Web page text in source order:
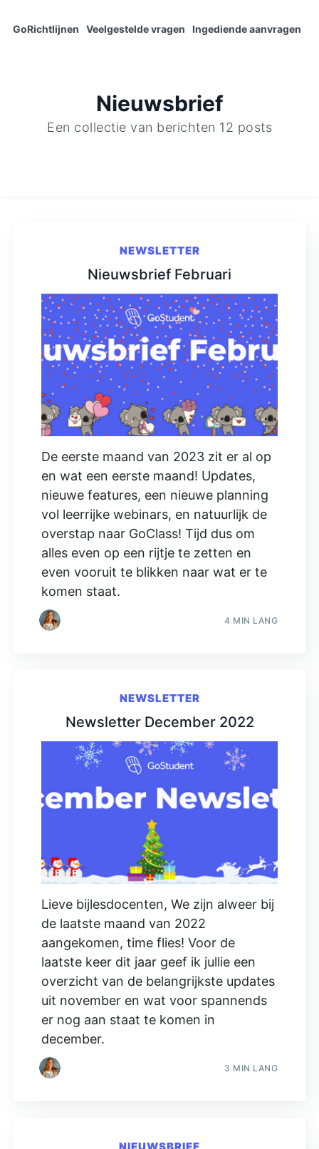
GoRichtlijnen Veelgestelde vragen Ingediende aanvragen
Nieuwsbrief
Een collectie van berichten 12 posts
NEWSLETTER
Nieuwsbrief Februari
De eerste maand van 2023 zit er al op
en wat een eerste maand! Updates,
nieuwe features, een nieuwe planning
vol leerrijke webinars, en natuurlijk de
overstap naar GoClass! Tijd dus om
alles even op een rijtje te zetten en
even vooruit te blikken naar wat er te
komen staat.
4 MIN LANG
NEWSLETTER
Newsletter December 2022
Lieve bijlesdocenten, We zijn alweer bij
de laatste maand van 2022
aangekomen, time flies! Voor de
laatste keer dit jaar geef ik jullie een
overzicht van de belangrijkste updates
uit november en wat voor spannends
er nog aan staat te komen in
december.
3 MIN LANG
NIEUWSBRIEF